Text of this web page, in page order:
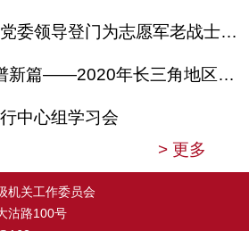
市市级机关工作党委领导登门为志愿军老战士佩戴纪念章
育新机 开新局 谱新篇——2020年长三角地区机关党建工作研讨会在南京召开
中心组学习会
> 更多